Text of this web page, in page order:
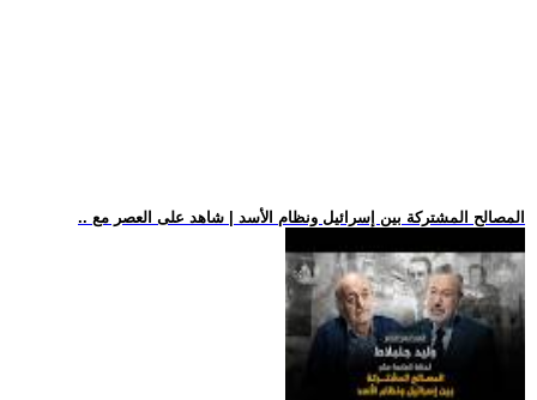
.. المصالح المشتركة بين إسرائيل ونظام الأسد | شاهد على العصر مع